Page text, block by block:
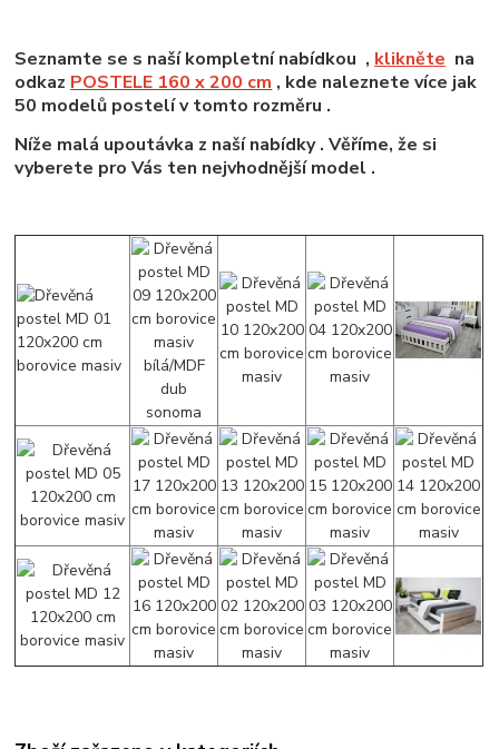
Seznamte se s naší kompletní nabídkou , klikněte na
odkaz POSTELE 160 x 200 cm , kde naleznete více jak
50 modelů postelí v tomto rozměru .
Níže malá upoutávka z naší nabídky . Věříme, že si
vyberete pro Vás ten nejvhodnější model .